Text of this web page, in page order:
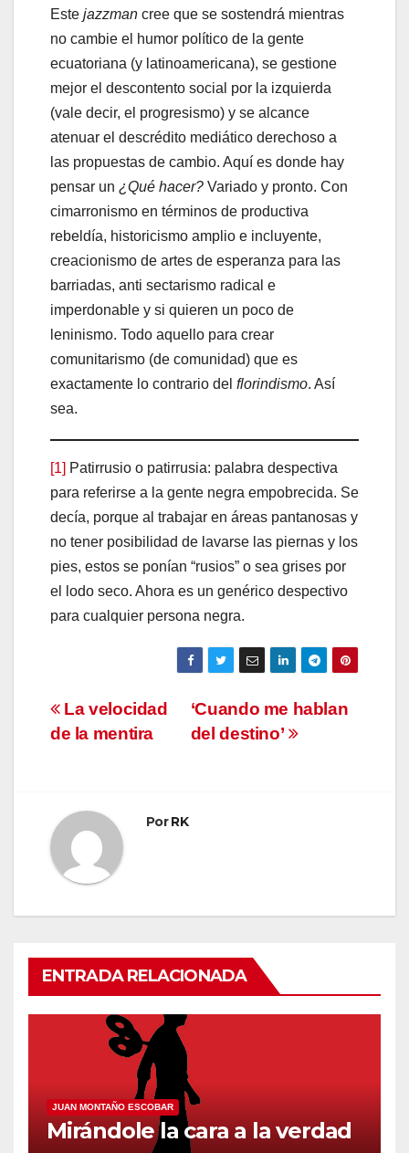
Este jazzman cree que se sostendrá mientras
no cambie el humor político de la gente
ecuatoriana (y latinoamericana), se gestione
mejor el descontento social por la izquierda
(vale decir, el progresismo) y se alcance
atenuar el descrédito mediático derechoso a
las propuestas de cambio. Aquí es donde hay
pensar un ¿Qué hacer? Variado y pronto. Con
cimarronismo en términos de productiva
rebeldía, historicismo amplio e incluyente,
creacionismo de artes de esperanza para las
barriadas, anti sectarismo radical e
imperdonable y si quieren un poco de
leninismo. Todo aquello para crear
comunitarismo (de comunidad) que es
exactamente lo contrario del florindismo. Así
sea.
[1] Patirrusio o patirrusia: palabra despectiva
para referirse a la gente negra empobrecida. Se
decía, porque al trabajar en áreas pantanosas y
no tener posibilidad de lavarse las piernas y los
pies, estos se ponían “rusios” o sea grises por
el lodo seco. Ahora es un genérico despectivo
para cualquier persona negra.
Navegación
de
‘Cuando me hablan
del destino’
La velocidad
de la mentira
PorRK
ENTRADA RELACIONADA
JUAN MONTAÑO ESCOBAR
Mirándole la cara a la verdad